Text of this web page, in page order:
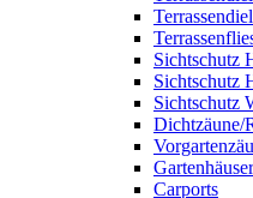
Sichtschutz
Sichtschutz
Sichtschutz
Dichtzäune/
Gartenhäuser
Carports